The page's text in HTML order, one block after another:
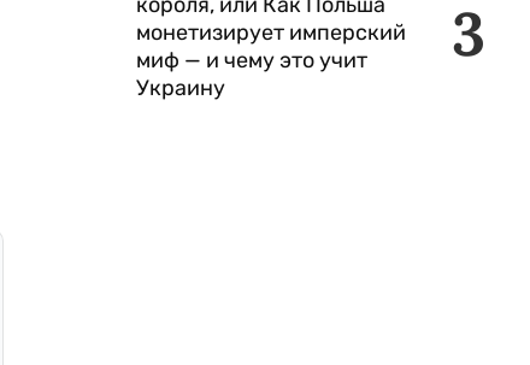
3
монетизирует имперский
миф — и чему это учит
Украину